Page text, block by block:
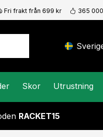
Fri frakt från 699 kr 365
Skor Utrustning
RACKET15